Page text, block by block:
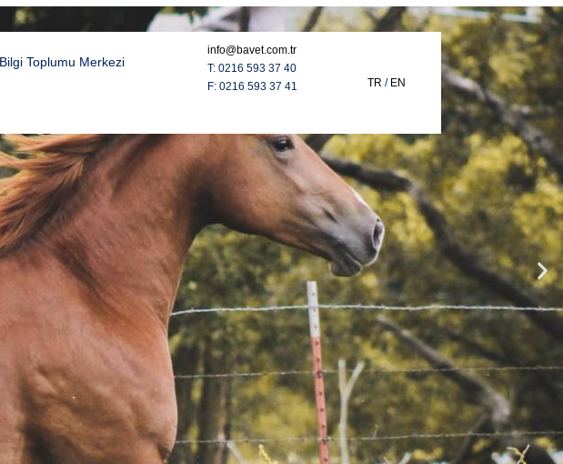
Bilgi Toplumu Merkezi
info@bavet.com.tr
T: 0216 593 37 40
F: 0216 593 37 41
TR / EN